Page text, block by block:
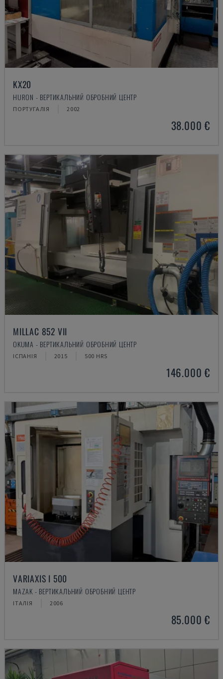
KX20
HURON - ВЕРТИКАЛЬНИЙ ОБРОБНИЙ ЦЕНТР
ПОРТУГАЛІЯ 2002
38.000 €
MILLAC 852 VII
OKUMA - ВЕРТИКАЛЬНИЙ ОБРОБНИЙ ЦЕНТР
ІСПАНІЯ 2015 500 HRS
146.000 €
VARIAXIS I 500
MAZAK - ВЕРТИКАЛЬНИЙ ОБРОБНИЙ ЦЕНТР
ІТАЛІЯ 2006
85.000 €